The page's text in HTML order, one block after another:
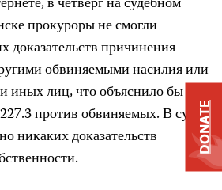
прокуроры не смогли
доказательств причинения
обвиняемыми насилия или
иных лиц, что объяснило бы
против обвиняемых. В суде
никаких доказательств
DONATE